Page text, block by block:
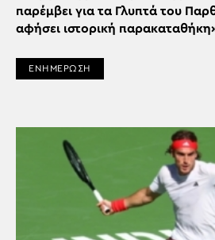
παρέμβει για τα Γλυπτά του
αφήσει ιστορική
ΕΝΗΜΕΡΩΣΗ